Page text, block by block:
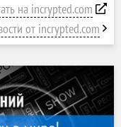
на incrypted.com
от incrypted.com